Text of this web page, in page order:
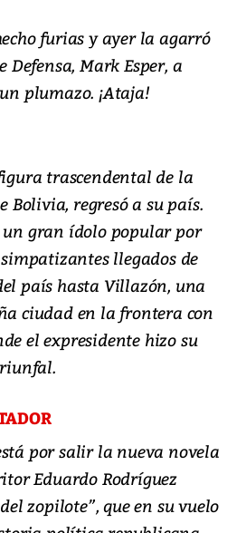
furias y ayer la agarró
Defensa, Mark Esper, a
plumazo. ¡Ataja!
trascendental de la
Bolivia, regresó a su país.
un gran ídolo popular por
llegados de
país hasta Villazón, una
ciudad en la frontera con
el expresidente hizo su
por salir la nueva novela
Eduardo Rodríguez
zopilote”, que en su vuelo